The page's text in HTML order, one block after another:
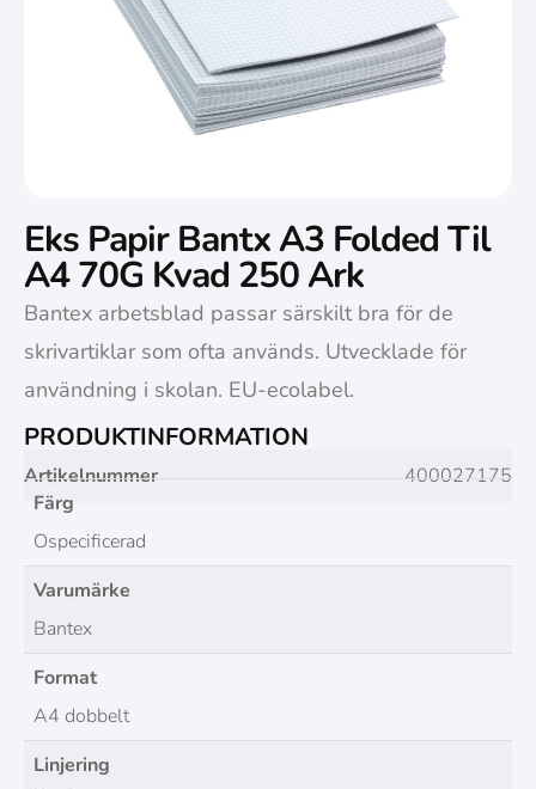
Eks Papir Bantx A3 Folded Til
A4 70G Kvad 250 Ark
Bantex arbetsblad passar särskilt bra för de
skrivartiklar som ofta används. Utvecklade för
användning i skolan. EU-ecolabel.
PRODUKTINFORMATION
Artikelnummer
400027175
Färg
Ospecificerad
Varumärke
Bantex
Format
A4 dobbelt
Linjering